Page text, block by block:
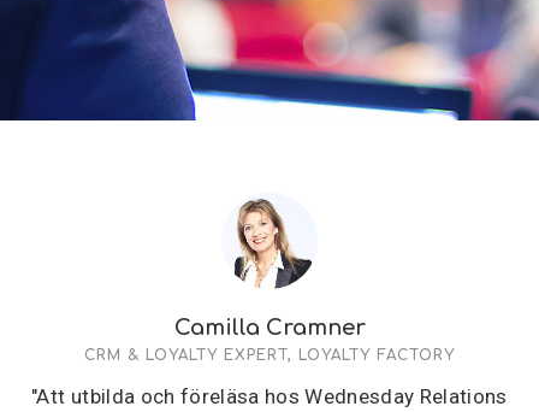
Camilla Cramner
CRM & LOYALTY EXPERT, LOYALTY FACTORY
"Att utbilda och föreläsa hos Wednesday Relations